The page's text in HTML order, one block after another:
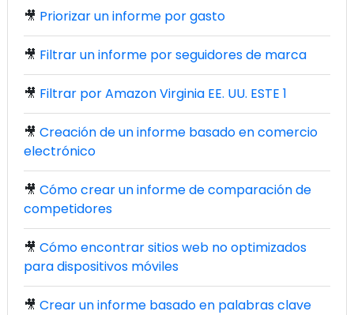
🎥 Priorizar un informe por gasto
🎥 Filtrar un informe por seguidores de marca
🎥 Filtrar por Amazon Virginia EE. UU. ESTE 1
🎥 Creación de un informe basado en comercio
electrónico
🎥 Cómo crear un informe de comparación de
competidores
🎥 Cómo encontrar sitios web no optimizados
para dispositivos móviles
🎥 Crear un informe basado en palabras clave